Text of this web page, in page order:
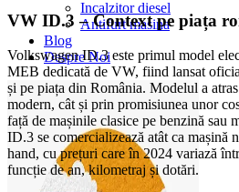
Incalzitor diesel
Antifurt masina
Blog
Despre Noi
VW ID.3 – Context pe piața
Volkswagen ID.3 este primul model
MEB dedicată de VW, fiind lansat
și pe piața din România. Modelul a
modern, cât și prin promisiunea unor
față de mașinile clasice pe benzină
ID.3 se comercializează atât ca mașină
hand, cu prețuri care în 2024 variază
funcție de an, kilometraj și dotări.